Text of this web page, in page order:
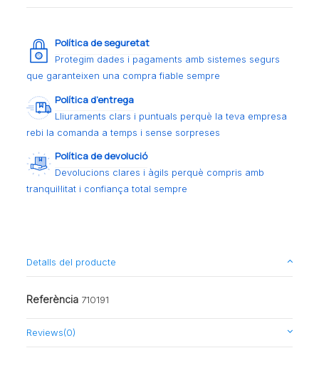
Política de seguretat
Protegim dades i pagaments amb sistemes segurs
que garanteixen una compra fiable sempre
Política d’entrega
Lliuraments clars i puntuals perquè la teva empresa
rebi la comanda a temps i sense sorpreses
Política de devolució
Devolucions clares i àgils perquè compris amb
tranquil·litat i confiança total sempre
Detalls del producte
Referència 710191
Reviews(0)